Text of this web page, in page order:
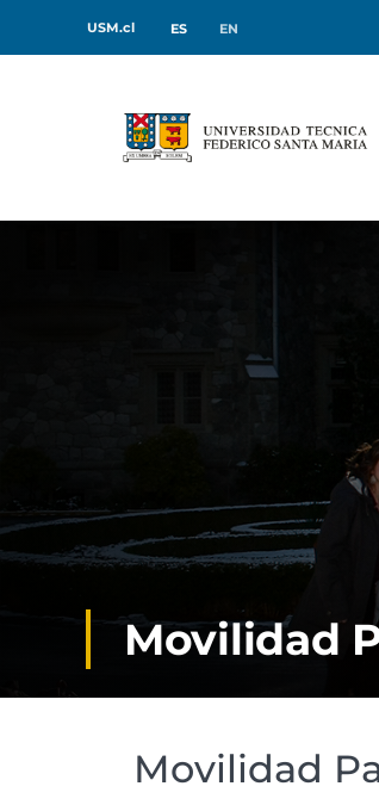
USM.cl ES EN
Movilidad
Movilidad